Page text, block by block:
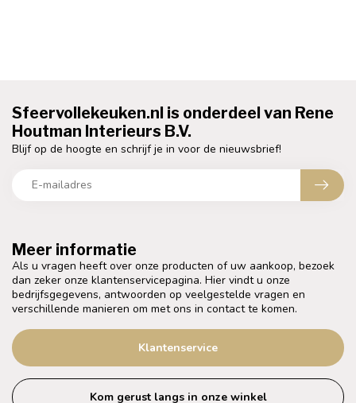
Meer informatie
Als u vragen heeft over onze producten of uw aankoop, bezoek
dan zeker onze klantenservicepagina. Hier vindt u onze
bedrijfsgegevens, antwoorden op veelgestelde vragen en
verschillende manieren om met ons in contact te komen.
Klantenservice
Kom gerust langs in onze winkel
Sfeervollekeuken.nl is onderdeel van Rene
Houtman Interieurs B.V.
Blijf op de hoogte en schrijf je in voor de nieuwsbrief!